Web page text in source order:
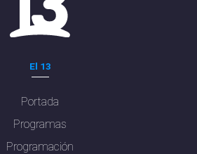
El 13
Portada
Programas
Programación